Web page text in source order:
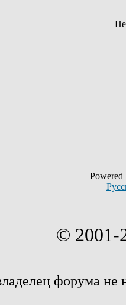
© 2001-
форума не